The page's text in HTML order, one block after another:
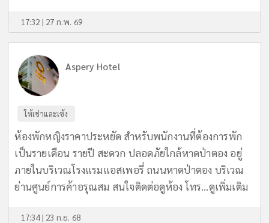
17:32 | 27 ก.พ. 69
Aspery Hotel
ให้เช่าและเซ้ง
ห้องพักหญิงราคาประหยัด สำหรับพนักงานที่ต้องการพัก
เป็นรายเดือน รายปี สะดวก ปลอดภัยใกล้หาดป่าตอง อยู่
ภายในบริเวณโรงแรมแอสเพอรี่ ถนนหาดป่าตอง บริเวณ
ย่านศูนย์การค้าอรุณสม สนใจติดต่อดูห้อง โทร...ดูเพิ่มเติม
17:34 | 23 ก.ย. 68